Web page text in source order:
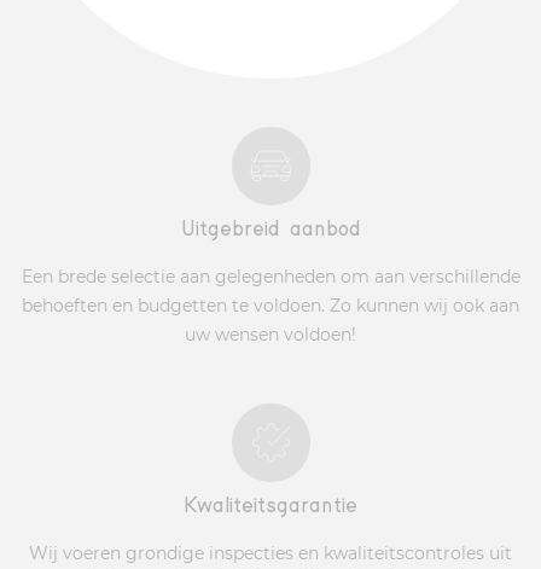
Uitgebreid aanbod
Een brede selectie aan gelegenheden om aan verschillende
behoeften en budgetten te voldoen. Zo kunnen wij ook aan
uw wensen voldoen!
Kwaliteitsgarantie
Wij voeren grondige inspecties en kwaliteitscontroles uit